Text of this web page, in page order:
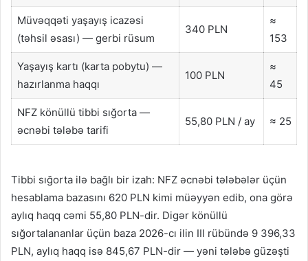
Müvəqqəti yaşayış icazəsi
(təhsil əsası) — gerbi rüsum
340 PLN
≈
153
Yaşayış kartı (karta pobytu) —
hazırlanma haqqı
100 PLN
≈
45
NFZ könüllü tibbi sığorta —
əcnəbi tələbə tarifi
55,80 PLN / ay ≈ 25
Tibbi sığorta ilə bağlı bir izah: NFZ əcnəbi tələbələr üçün
hesablama bazasını 620 PLN kimi müəyyən edib, ona görə
aylıq haqq cəmi 55,80 PLN-dir. Digər könüllü
sığortalananlar üçün baza 2026-cı ilin III rübündə 9 396,33
PLN, aylıq haqq isə 845,67 PLN-dir — yəni tələbə güzəşti